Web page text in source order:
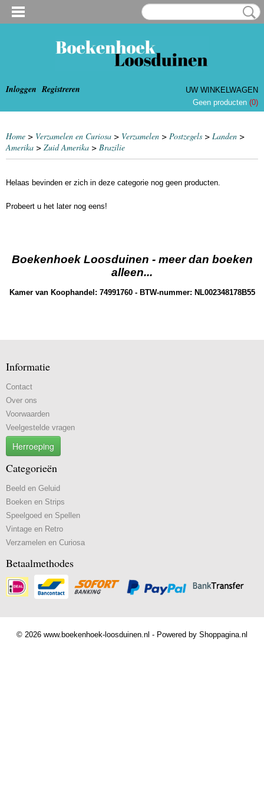
Inloggen Registreren
UW WINKELWAGEN
Geen producten (0)
Home > Verzamelen en Curiosa > Verzamelen > Postzegels > Landen >
Amerika > Zuid Amerika > Brazilie
Helaas bevinden er zich in deze categorie nog geen producten.
Probeert u het later nog eens!
Boekenhoek Loosduinen - meer dan boeken
alleen...
Kamer van Koophandel: 74991760 - BTW-nummer: NL002348178B55
Informatie
Contact
Over ons
Voorwaarden
Veelgestelde vragen
Herroeping
Categorieën
Beeld en Geluid
Boeken en Strips
Speelgoed en Spellen
Vintage en Retro
Verzamelen en Curiosa
Betaalmethodes
© 2026 www.boekenhoek-loosduinen.nl - Powered by Shoppagina.nl